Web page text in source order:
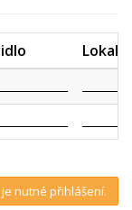
nutné přihlášení.